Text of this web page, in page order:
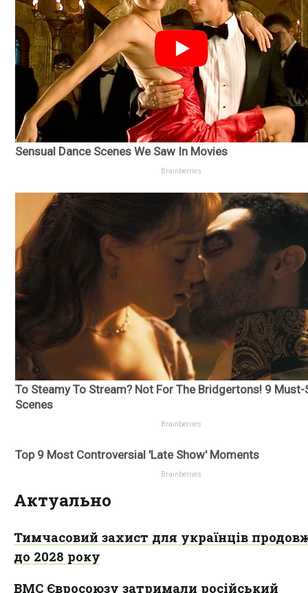
Актуально
Тимчасовий захист для українців
до 2028 року
ВМС Євросоюзу затримали російський